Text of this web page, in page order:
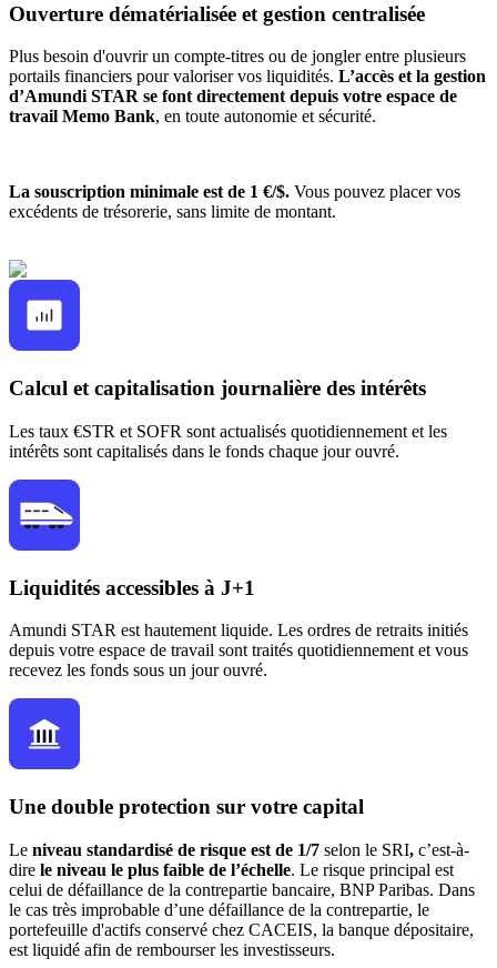
Ouverture dématérialisée et gestion centralisée
Plus besoin d'ouvrir un compte-titres ou de jongler entre plusieurs
portails financiers pour valoriser vos liquidités. L’accès et la gestion
d’Amundi STAR se font directement depuis votre espace de
travail Memo Bank, en toute autonomie et sécurité.
La souscription minimale est de 1 €/$. Vous pouvez placer vos
excédents de trésorerie, sans limite de montant.
Calcul et capitalisation journalière des intérêts
Les taux €STR et SOFR sont actualisés quotidiennement et les
intérêts sont capitalisés dans le fonds chaque jour ouvré.
Liquidités accessibles à J+1
Amundi STAR est hautement liquide. Les ordres de retraits initiés
depuis votre espace de travail sont traités quotidiennement et vous
recevez les fonds sous un jour ouvré.
Une double protection sur votre capital
Le niveau standardisé de risque est de 1/7 selon le SRI, c’est-à-
dire le niveau le plus faible de l’échelle. Le risque principal est
celui de défaillance de la contrepartie bancaire, BNP Paribas. Dans
le cas très improbable d’une défaillance de la contrepartie, le
portefeuille d'actifs conservé chez CACEIS, la banque dépositaire,
est liquidé afin de rembourser les investisseurs.